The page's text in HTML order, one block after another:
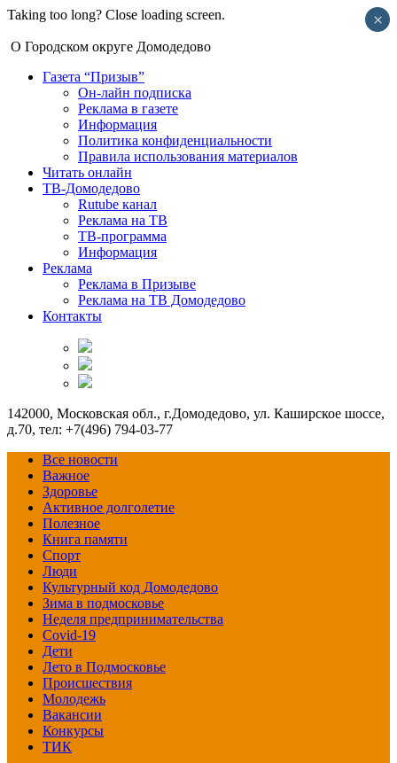
Taking too long? Close loading screen.
О Городском округе Домодедово
Газета “Призыв”
Он-лайн подписка
Реклама в газете
Информация
Политика конфиденциальности
Правила использования материалов
Читать онлайн
ТВ-Домодедово
Rutube канал
Реклама на ТВ
ТВ-программа
Информация
Реклама
Реклама в Призыве
Реклама на ТВ Домодедово
Контакты
142000, Московская обл., г.Домодедово, ул. Каширское шоссе,
д.70, тел: +7(496) 794-03-77
Все новости
Важное
Здоровье
Активное долголетие
Полезное
Книга памяти
Спорт
Люди
Культурный код Домодедово
Зима в подмосковье
Неделя предпринимательства
Covid-19
Дети
Лето в Подмосковье
Происшествия
Молодежь
Вакансии
Конкурсы
ТИК
×